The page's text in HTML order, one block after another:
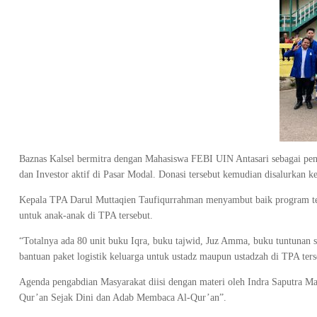
Baznas Kalsel bermitra dengan Mahasiswa FEBI UIN Antasari sebagai
dan Investor aktif di Pasar Modal. Donasi tersebut kemudian disalurkan
Kepala TPA Darul Muttaqien Taufiqurrahman menyambut baik program
untuk anak-anak di TPA tersebut.
“Totalnya ada 80 unit buku Iqra, buku tajwid, Juz Amma, buku
bantuan paket logistik keluarga untuk ustadz maupun ustadzah di TPA
Agenda pengabdian Masyarakat diisi dengan materi oleh Indra Saputra
Qur’an Sejak Dini dan Adab Membaca Al-Qur’an”.